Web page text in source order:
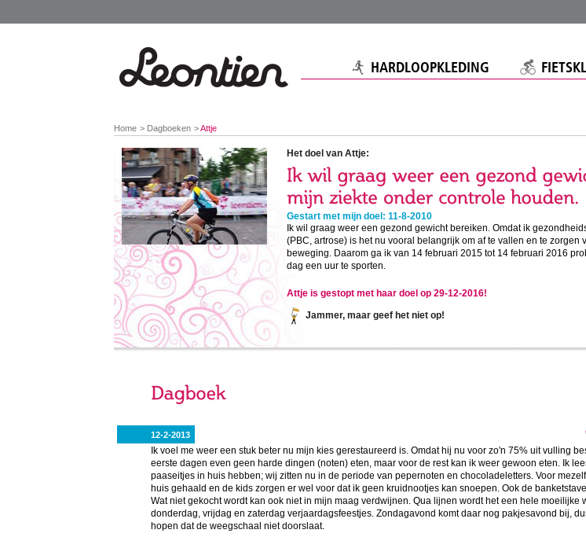
You
are
here:
Home Dagboeken Attje
Het doel van Attje:
Gestart met mijn doel: 11-8-2010
Ik wil graag weer een gezond gewicht bereiken. Omdat ik
(PBC, artrose) is het nu vooral belangrijk om af te vallen en te zorgen
beweging. Daarom ga ik van 14 februari 2015 tot 14 februari 2016
dag een uur te sporten.
Attje is gestopt met haar doel op 29-12-2016!
Jammer, maar geef het niet op!
12-2-2013
Ik voel me weer een stuk beter nu mijn kies gerestaureerd is. Omdat hij nu voor zo'n 75% uit vulling
eerste dagen even geen harde dingen (noten) eten, maar voor de rest kan ik weer gewoon eten. Ik
paaseitjes in huis hebben; wij zitten nu in de periode van pepernoten en chocoladeletters. Voor
huis gehaald en de kids zorgen er wel voor dat ik geen kruidnootjes kan snoepen. Ook de
Wat niet gekocht wordt kan ook niet in mijn maag verdwijnen. Qua lijnen wordt het een hele moeilijke
donderdag, vrijdag en zaterdag verjaardagsfeestjes. Zondagavond komt daar nog pakjesavond bij,
hopen dat de weegschaal niet doorslaat.
HARDLOOPKLEDING